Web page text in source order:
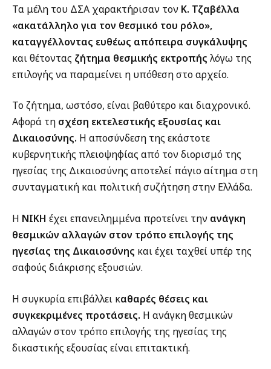
Τα μέλη του ΔΣΑ χαρακτήρισαν τον Κ. Τζαβέλλα
«ακατάλληλο για τον θεσμικό του ρόλο»,
καταγγέλλοντας ευθέως απόπειρα συγκάλυψης
και θέτοντας ζήτημα θεσμικής εκτροπής λόγω της
επιλογής να παραμείνει η υπόθεση στο αρχείο.
Το ζήτημα, ωστόσο, είναι βαθύτερο και διαχρονικό.
Αφορά τη σχέση εκτελεστικής εξουσίας και
Δικαιοσύνης. Η αποσύνδεση της εκάστοτε
κυβερνητικής πλειοψηφίας από τον διορισμό της
ηγεσίας της Δικαιοσύνης αποτελεί πάγιο αίτημα στη
συνταγματική και πολιτική συζήτηση στην Ελλάδα.
Η ΝΙΚΗ έχει επανειλημμένα προτείνει την ανάγκη
θεσμικών αλλαγών στον τρόπο επιλογής της
ηγεσίας της Δικαιοσύνης και έχει ταχθεί υπέρ της
σαφούς διάκρισης εξουσιών.
Η συγκυρία επιβάλλει καθαρές θέσεις και
συγκεκριμένες προτάσεις. Η ανάγκη θεσμικών
αλλαγών στον τρόπο επιλογής της ηγεσίας της
δικαστικής εξουσίας είναι επιτακτική.